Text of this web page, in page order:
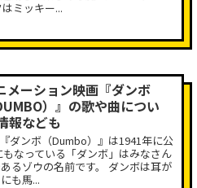
ミッキー...
メーション映画『ダンボ
）』の歌や曲につい
報なども
ダンボ（Dumbo）』は1941年に公
なっている「ダンボ」はみなさん
るゾウの名前です。 ダンボは耳が
も馬...